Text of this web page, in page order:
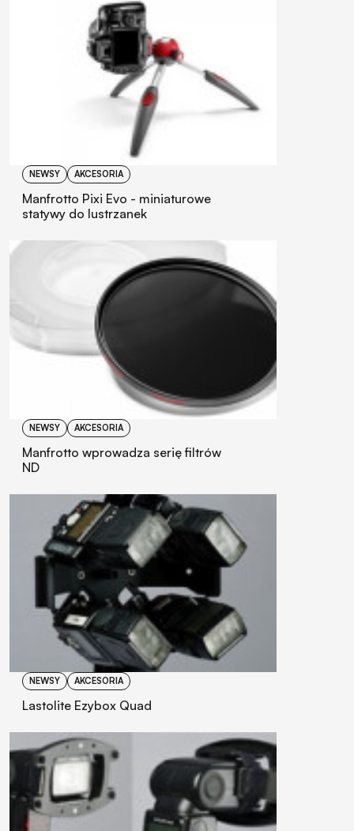
NEWSY AKCESORIA
Manfrotto Pixi Evo - miniaturowe
statywy do lustrzanek
NEWSY AKCESORIA
Manfrotto wprowadza serię filtrów
ND
NEWSY AKCESORIA
Lastolite Ezybox Quad